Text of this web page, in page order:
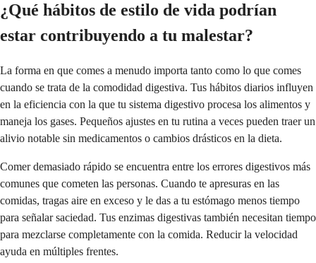
¿Qué hábitos de estilo de vida podrían
estar contribuyendo a tu malestar?
La forma en que comes a menudo importa tanto como lo que comes
cuando se trata de la comodidad digestiva. Tus hábitos diarios influyen
en la eficiencia con la que tu sistema digestivo procesa los alimentos y
maneja los gases. Pequeños ajustes en tu rutina a veces pueden traer un
alivio notable sin medicamentos o cambios drásticos en la dieta.
Comer demasiado rápido se encuentra entre los errores digestivos más
comunes que cometen las personas. Cuando te apresuras en las
comidas, tragas aire en exceso y le das a tu estómago menos tiempo
para señalar saciedad. Tus enzimas digestivas también necesitan tiempo
para mezclarse completamente con la comida. Reducir la velocidad
ayuda en múltiples frentes.